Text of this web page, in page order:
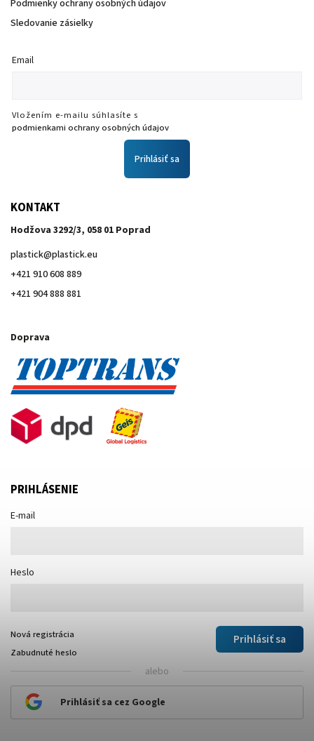
Podmienky ochrany osobných údajov
Sledovanie zásielky
Email
Vložením e-mailu súhlasíte s
podmienkami ochrany osobných údajov
Prihlásiť sa
KONTAKT
Hodžova 3292/3, 058 01 Poprad
plastick@plastick.eu
+421 910 608 889
+421 904 888 881
Doprava
PRIHLÁSENIE
E-mail
Heslo
Prihlásiť sa
Nová registrácia
Zabudnuté heslo
alebo
Prihlásiť sa cez Google